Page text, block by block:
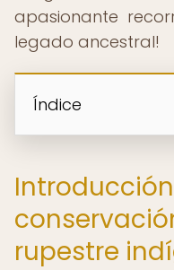
apasionante
legado ancestral!
Índice
rupestre